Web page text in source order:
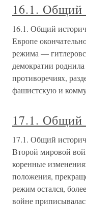
16.1. Общий
16.1. Общий
Европе
режима —
демократии
противоречиях,
фашистскую и
17.1. Общий
17.1. Общий
Второй мировой
коренные
положения,
режим остался,
войне